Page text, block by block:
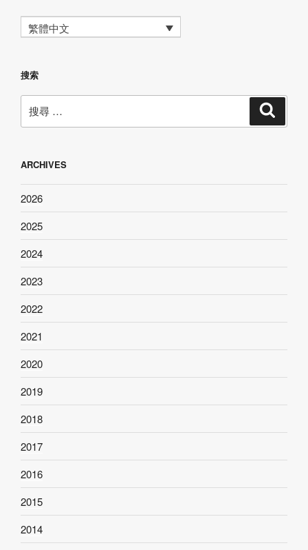
繁體中文
搜索
尋：
ARCHIVES
2026
2025
2024
2023
2022
2021
2020
2019
2018
2017
2016
2015
2014